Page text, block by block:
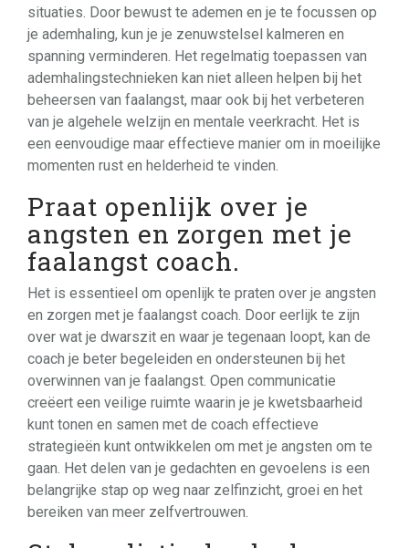
situaties. Door bewust te ademen en je te focussen op
je ademhaling, kun je je zenuwstelsel kalmeren en
spanning verminderen. Het regelmatig toepassen van
ademhalingstechnieken kan niet alleen helpen bij het
beheersen van faalangst, maar ook bij het verbeteren
van je algehele welzijn en mentale veerkracht. Het is
een eenvoudige maar effectieve manier om in moeilijke
momenten rust en helderheid te vinden.
Praat openlijk over je
angsten en zorgen met je
faalangst coach.
Het is essentieel om openlijk te praten over je angsten
en zorgen met je faalangst coach. Door eerlijk te zijn
over wat je dwarszit en waar je tegenaan loopt, kan de
coach je beter begeleiden en ondersteunen bij het
overwinnen van je faalangst. Open communicatie
creëert een veilige ruimte waarin je je kwetsbaarheid
kunt tonen en samen met de coach effectieve
strategieën kunt ontwikkelen om met je angsten om te
gaan. Het delen van je gedachten en gevoelens is een
belangrijke stap op weg naar zelfinzicht, groei en het
bereiken van meer zelfvertrouwen.